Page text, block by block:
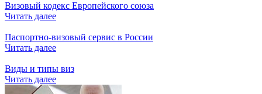
Визовый кодекс Европейского союза
Читать далее
Паспортно-визовый сервис в России
Читать далее
Виды и типы виз
Читать далее